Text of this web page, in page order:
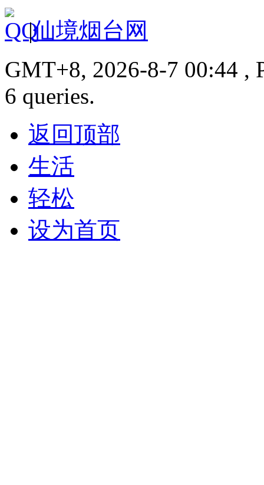
|仙境烟台网
GMT+8, 2026-8-7 00:44 ,
6 queries.
返回顶部
生活
轻松
设为首页